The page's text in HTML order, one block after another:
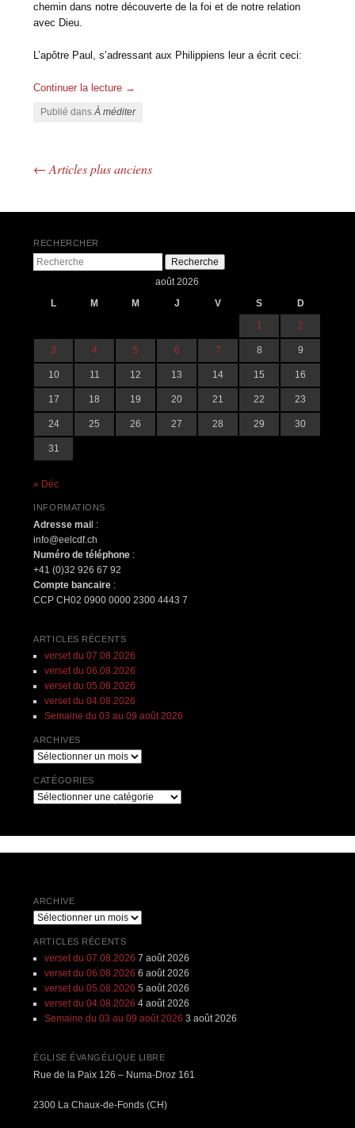
chemin dans notre découverte de la foi et de notre relation
avec Dieu.
L’apôtre Paul, s’adressant aux Philippiens leur a écrit ceci:
Continuer la lecture →
Publié dansÀ méditer
Navigation des articles
←Articles plus anciens
RECHERCHER
Recherche
août 2026
L
M M J V S
D
1
2
3 4 5 6 7 8 9
10 11 12 13 14 15 16
17 18 19 20 21 22 23
24 25 26 27 28 29 30
31
« Déc
INFORMATIONS
Adresse mail :
info@eelcdf.ch
Numéro de téléphone :
+41 (0)32 926 67 92
Compte bancaire :
CCP CH02 0900 0000 2300 4443 7
ARTICLES RÉCENTS
verset du 07.08.2026
verset du 06.08.2026
verset du 05.08.2026
verset du 04.08.2026
Semaine du 03 au 09 août 2026
ARCHIVES
Archives
CATÉGORIES
Catégories
ARCHIVE
Archive
ARTICLES RÉCENTS
verset du 07.08.2026 7 août 2026
verset du 06.08.2026 6 août 2026
verset du 05.08.2026 5 août 2026
verset du 04.08.2026 4 août 2026
Semaine du 03 au 09 août 2026 3 août 2026
ÉGLISE ÉVANGÉLIQUE LIBRE
Rue de la Paix 126 – Numa-Droz 161
2300 La Chaux-de-Fonds (CH)